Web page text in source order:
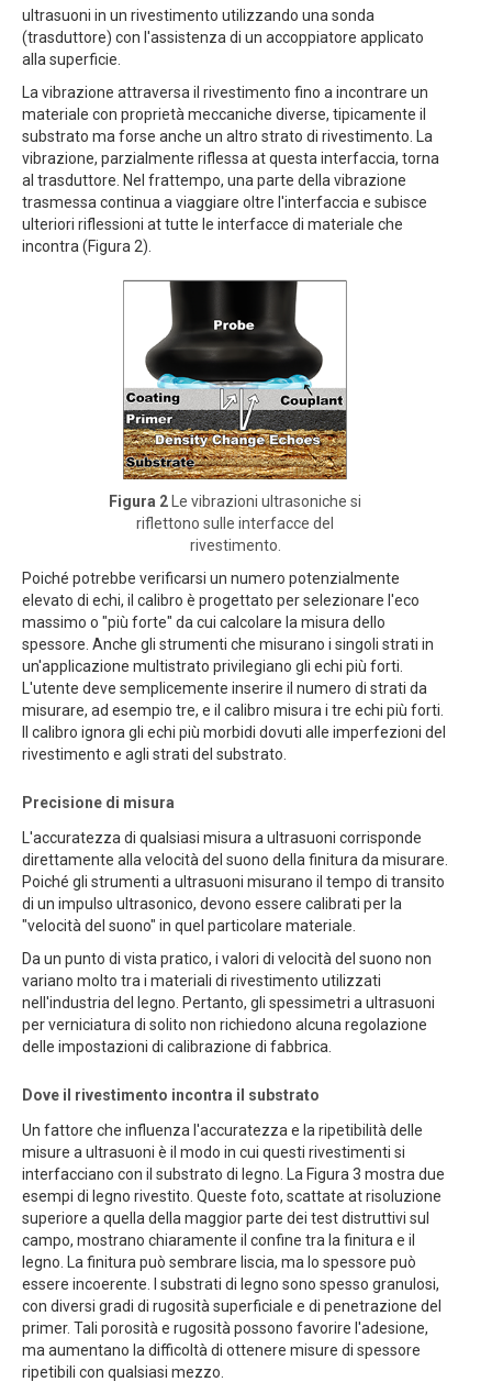
ultrasuoni in un rivestimento utilizzando una sonda
(trasduttore) con l'assistenza di un accoppiatore applicato
alla superficie.
La vibrazione attraversa il rivestimento fino a incontrare un
materiale con proprietà meccaniche diverse, tipicamente il
substrato ma forse anche un altro strato di rivestimento. La
vibrazione, parzialmente riflessa at questa interfaccia, torna
al trasduttore. Nel frattempo, una parte della vibrazione
trasmessa continua a viaggiare oltre l'interfaccia e subisce
ulteriori riflessioni at tutte le interfacce di materiale che
incontra (Figura 2).
Figura 2
Le vibrazioni ultrasoniche si
riflettono sulle interfacce del
rivestimento.
Poiché potrebbe verificarsi un numero potenzialmente
elevato di echi, il calibro è progettato per selezionare l'eco
massimo o "più forte" da cui calcolare la misura dello
spessore. Anche gli strumenti che misurano i singoli strati in
un'applicazione multistrato privilegiano gli echi più forti.
L'utente deve semplicemente inserire il numero di strati da
misurare, ad esempio tre, e il calibro misura i tre echi più forti.
Il calibro ignora gli echi più morbidi dovuti alle imperfezioni del
rivestimento e agli strati del substrato.
Precisione di misura
L'accuratezza di qualsiasi misura a ultrasuoni corrisponde
direttamente alla velocità del suono della finitura da misurare.
Poiché gli strumenti a ultrasuoni misurano il tempo di transito
di un impulso ultrasonico, devono essere calibrati per la
"velocità del suono" in quel particolare materiale.
Da un punto di vista pratico, i valori di velocità del suono non
variano molto tra i materiali di rivestimento utilizzati
nell'industria del legno. Pertanto, gli spessimetri a ultrasuoni
per verniciatura di solito non richiedono alcuna regolazione
delle impostazioni di calibrazione di fabbrica.
Dove il rivestimento incontra il substrato
Un fattore che influenza l'accuratezza e la ripetibilità delle
misure a ultrasuoni è il modo in cui questi rivestimenti si
interfacciano con il substrato di legno. La Figura 3 mostra due
esempi di legno rivestito. Queste foto, scattate at risoluzione
superiore a quella della maggior parte dei test distruttivi sul
campo, mostrano chiaramente il confine tra la finitura e il
legno. La finitura può sembrare liscia, ma lo spessore può
essere incoerente. I substrati di legno sono spesso granulosi,
con diversi gradi di rugosità superficiale e di penetrazione del
primer. Tali porosità e rugosità possono favorire l'adesione,
ma aumentano la difficoltà di ottenere misure di spessore
ripetibili con qualsiasi mezzo.